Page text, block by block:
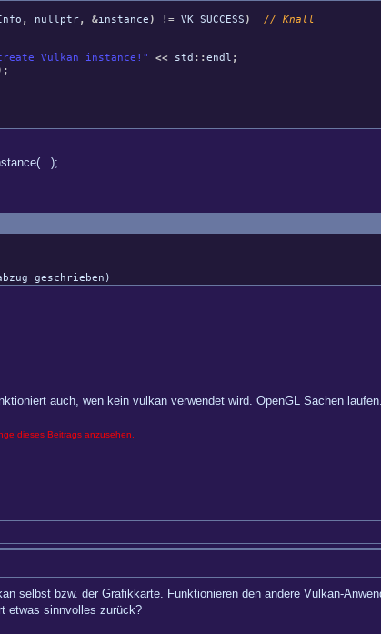
, nullptr, &instance ) !=VK_SUCCESS )
// Knall
Vulkan instance!" <<std ::endl ;
;
geschrieben)
auch, wen kein vulkan verwendet wird. OpenGL Sachen
dieses Beitrags anzusehen.
selbst bzw. der Grafikkarte. Funktionieren den andere Vulkan-
etwas sinnvolles zurück?